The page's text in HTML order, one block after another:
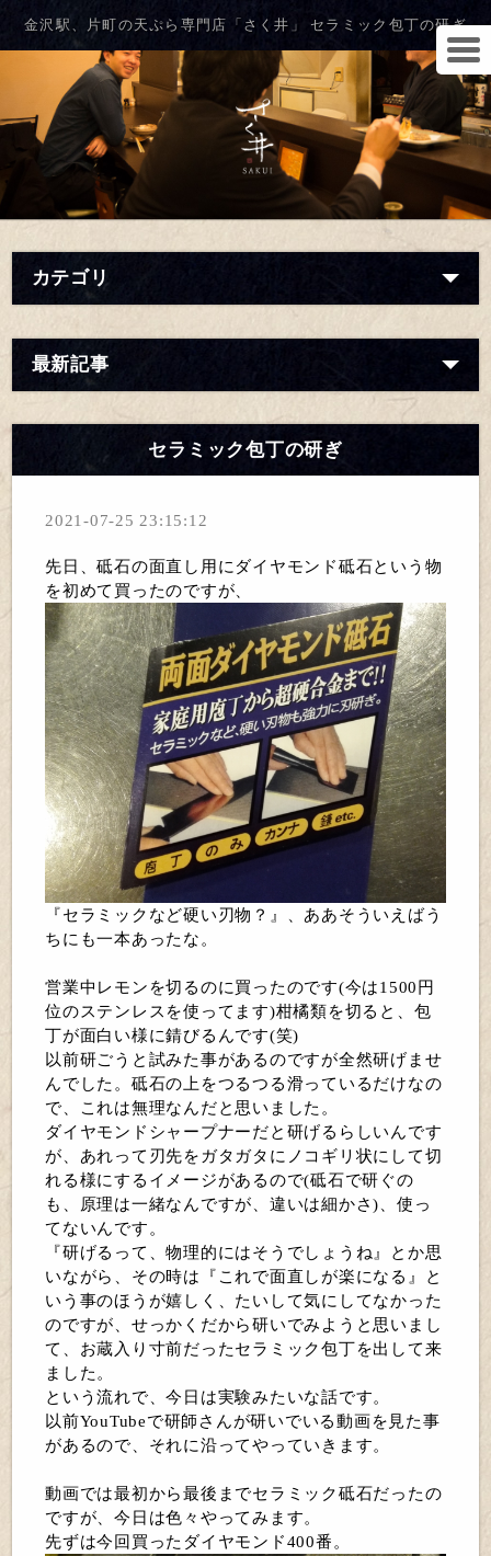
金沢駅、片町の天ぷら専門店「さく井」 セラミック包丁の研ぎ
カテゴリ
最新記事
セラミック包丁の研ぎ
2021-07-25 23:15:12
先日、砥石の面直し用にダイヤモンド砥石という物
を初めて買ったのですが、
『セラミックなど硬い刃物？』、ああそういえばう
ちにも一本あったな。
営業中レモンを切るのに買ったのです(今は1500円
位のステンレスを使ってます)柑橘類を切ると、包
丁が面白い様に錆びるんです(笑)
以前研ごうと試みた事があるのですが全然研げませ
んでした。砥石の上をつるつる滑っているだけなの
で、これは無理なんだと思いました。
ダイヤモンドシャープナーだと研げるらしいんです
が、あれって刃先をガタガタにノコギリ状にして切
れる様にするイメージがあるので(砥石で研ぐの
も、原理は一緒なんですが、違いは細かさ)、使っ
てないんです。
『研げるって、物理的にはそうでしょうね』とか思
いながら、その時は『これで面直しが楽になる』と
いう事のほうが嬉しく、たいして気にしてなかった
のですが、せっかくだから研いでみようと思いまし
て、お蔵入り寸前だったセラミック包丁を出して来
ました。
という流れで、今日は実験みたいな話です。
以前YouTubeで研師さんが研いでいる動画を見た事
があるので、それに沿ってやっていきます。
動画では最初から最後までセラミック砥石だったの
ですが、今日は色々やってみます。
先ずは今回買ったダイヤモンド400番。